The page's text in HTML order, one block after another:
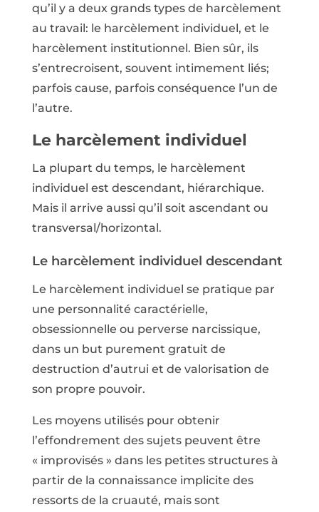
qu’il y a deux grands types de harcèlement
au travail: le harcèlement individuel, et le
harcèlement institutionnel. Bien sûr, ils
s’entrecroisent, souvent intimement liés;
parfois cause, parfois conséquence l’un de
l’autre.
Le harcèlement individuel
La plupart du temps, le harcèlement
individuel est descendant, hiérarchique.
Mais il arrive aussi qu’il soit ascendant ou
transversal/horizontal.
Le harcèlement individuel descendant
Le harcèlement individuel se pratique par
une personnalité caractérielle,
obsessionnelle ou perverse narcissique,
dans un but purement gratuit de
destruction d’autrui et de valorisation de
son propre pouvoir.
Les moyens utilisés pour obtenir
l’effondrement des sujets peuvent être
« improvisés » dans les petites structures à
partir de la connaissance implicite des
ressorts de la cruauté, mais sont